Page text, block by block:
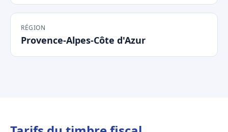
RÉGION
Provence-Alpes-Côte d'Azur